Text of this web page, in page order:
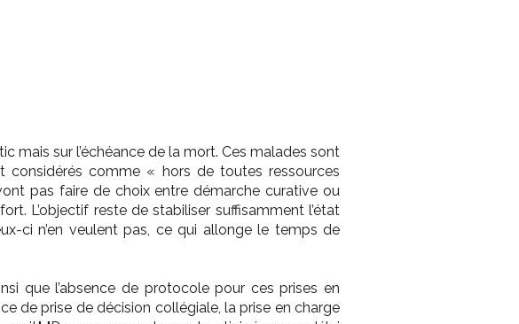
mais sur l’échéance de la mort. Ces malades sont
considérés comme « hors de toutes ressources
pas faire de choix entre démarche curative ou
L’objectif reste de stabiliser suffisamment l’état
ci n’en veulent pas, ce qui allonge le temps de
que l’absence de protocole pour ces prises en
de prise de décision collégiale, la prise en charge